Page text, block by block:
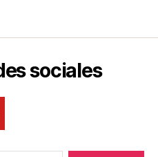
sociales